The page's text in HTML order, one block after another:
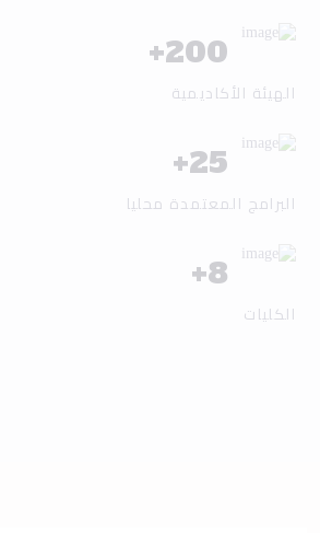
200
+
الهيئة الأكاديمية
25
+
البرامج المعتمدة محليا
8
+
الكليات